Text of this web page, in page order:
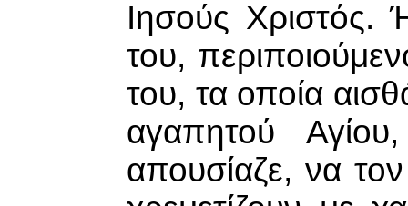
Ιησούς Χριστός.
του,
του, τα οποία
αγαπητού
απουσίαζε, να